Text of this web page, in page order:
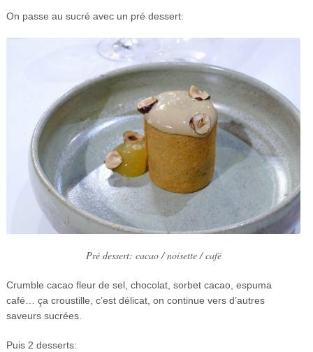
On passe au sucré avec un pré dessert:
Pré dessert: cacao / noisette / café
Crumble cacao fleur de sel, chocolat, sorbet cacao, espuma
café… ça croustille, c’est délicat, on continue vers d’autres
saveurs sucrées.
Puis 2 desserts: